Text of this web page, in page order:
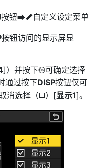
按钮UA自定义设定菜单
按钮访问的显示屏显
]）并按下J可确定选择
通过按下DISP按钮仅可
消选择（U）[显示1]。